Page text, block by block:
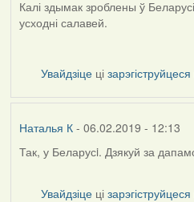
In
reply
Наталья
К
Калі здымак зроблены ў
усходні салавей.
Увайдзіце цізарэгіструйцеся
Наталья К- 06.02.2019 - 12:13
In
Так, у Беларусi. Дзякуй за
Увайдзіце цізарэгіструйцеся